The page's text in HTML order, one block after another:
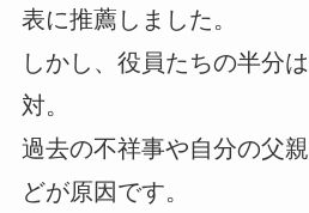
表に推薦しました。
しかし、役員たちの半分
対。
過去の不祥事や自分の父
どが原因です。